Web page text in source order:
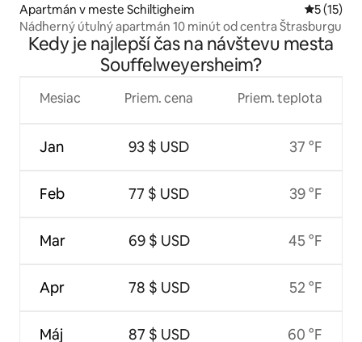
Apartmán v meste Schiltigheim
5 (15)
Nádherný útulný apartmán 10 minút od centra Štrasburgu
Kedy je najlepší čas na návštevu mesta
Souffelweyersheim?
Mesiac
Jan
Feb
Mar
Apr
Máj
Priem. cena
93 $ USD
77 $ USD
69 $ USD
78 $ USD
87 $ USD
Priem. teplota
37 °F
39 °F
45 °F
52 °F
60 °F